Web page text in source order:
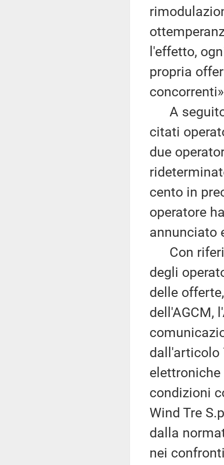
l'effetto,
propria
A seguito
citati
due
cento in
operatore
annunciato
Con
degli
delle
dell'AGCM,
dall'articolo
condizioni
Wind Tre
dalla
nei